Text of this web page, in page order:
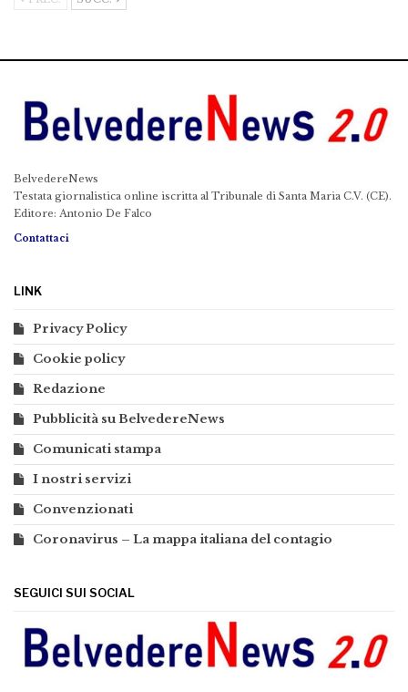
BelvedereNews
Testata giornalistica online iscritta al Tribunale di Santa Maria C.V. (CE).
Editore: Antonio De Falco
Contattaci
LINK
Privacy Policy
Cookie policy
Redazione
Pubblicità su BelvedereNews
Comunicati stampa
I nostri servizi
Convenzionati
Coronavirus – La mappa italiana del contagio
SEGUICI SUI SOCIAL